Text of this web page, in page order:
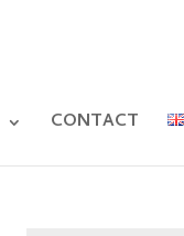
CONTACT